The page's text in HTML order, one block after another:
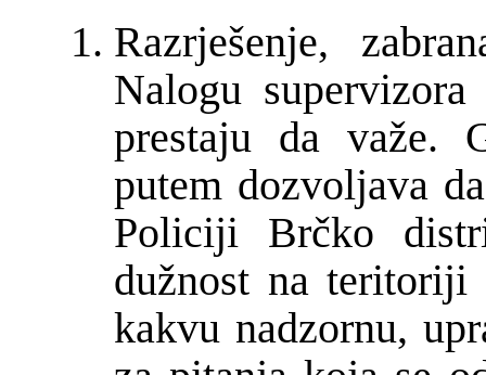
Razrješenje,
Nalogu
prestaju da važe.
putem dozvoljava
Policiji Brčko
dužnost na
kakvu nadzornu,